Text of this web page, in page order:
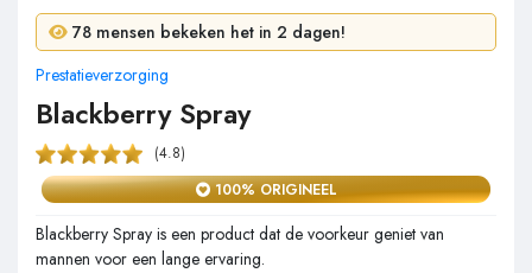
78 mensen bekeken het in 2 dagen!
Prestatieverzorging
Blackberry Spray
(4.8)
100% ORIGINEEL
Blackberry Spray is een product dat de voorkeur geniet van
mannen voor een lange ervaring.